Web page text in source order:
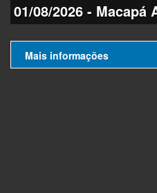
01/08/2026 - Macapá
Mais informações